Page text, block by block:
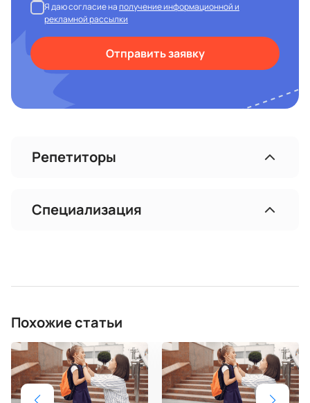
Я даю согласие наполучение информационной и
рекламной рассылки
Отправить заявку
Репетиторы
Специализация
Похожие статьи